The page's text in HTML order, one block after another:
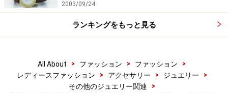
2003/09/24
ランキングをもっと見る
All About > ファッション > ファッション
>
レディースファッション
> アクセサリー > ジュエリー
>
その他のジュエリー関連
>